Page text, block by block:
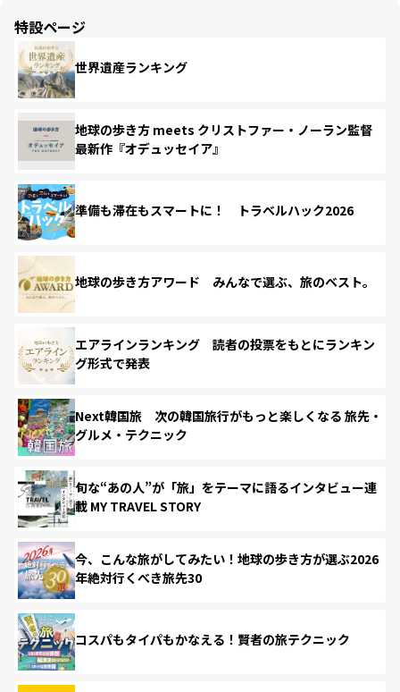
特設ページ
世界遺産ランキング
地球の歩き方 meets クリストファー・ノーラン監督
最新作『オデュッセイア』
準備も滞在もスマートに！ トラベルハック2026
地球の歩き方アワード みんなで選ぶ、旅のベスト。
エアラインランキング 読者の投票をもとにランキン
グ形式で発表
Next韓国旅 次の韓国旅行がもっと楽しくなる 旅先・
グルメ・テクニック
旬な“あの人”が「旅」をテーマに語るインタビュー連
載 MY TRAVEL STORY
今、こんな旅がしてみたい！地球の歩き方が選ぶ2026
年絶対行くべき旅先30
コスパもタイパもかなえる！賢者の旅テクニック